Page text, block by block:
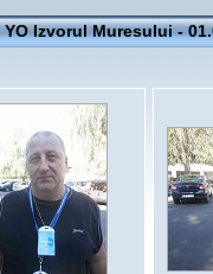
Izvorul Muresului -